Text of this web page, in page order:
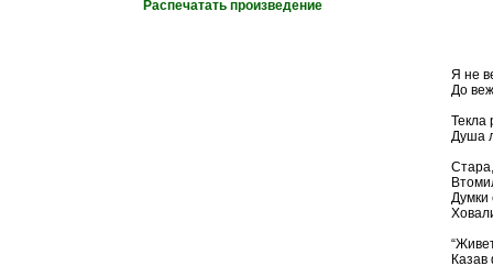
Распечатать произведение
Я не
До
Текла
Душа
Думки
Казав